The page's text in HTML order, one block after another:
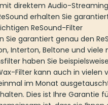
direktem Audio-
erhalten Sie
ReSound-Filter
Sie garantiert genau den
Interton, Beltone und
haben Sie
Filter kann auch in
im Monat
Dies ist Ihre Garantie